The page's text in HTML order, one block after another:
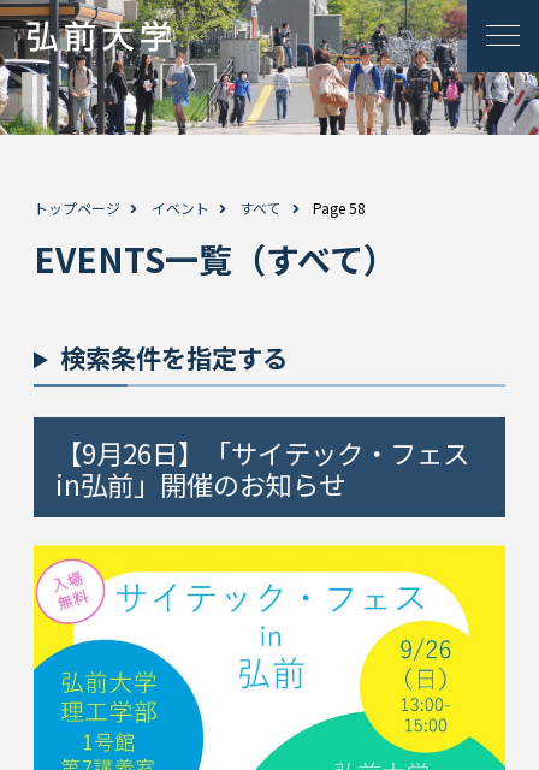
トップページ イベント すべて Page 58
EVENTS一覧（すべて）
検索条件を指定する
【9月26日】「サイテック・フェス
in弘前」開催のお知らせ